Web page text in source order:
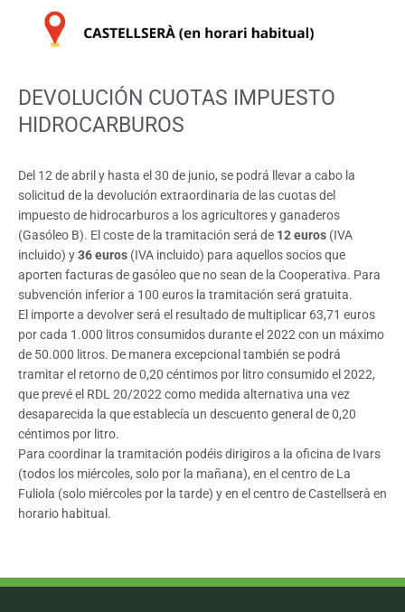
DEVOLUCIÓN CUOTAS IMPUESTO
HIDROCARBUROS
Del 12 de abril y hasta el 30 de junio, se podrá llevar a cabo la
solicitud de la devolución extraordinaria de las cuotas del
impuesto de hidrocarburos a los agricultores y ganaderos
(Gasóleo B). El coste de la tramitación será de 12 euros (IVA
incluido) y36 euros (IVA incluido) para aquellos socios que
aporten facturas de gasóleo que no sean de la Cooperativa. Para
subvención inferior a 100 euros la tramitación será gratuita.
El importe a devolver será el resultado de multiplicar 63,71 euros
por cada 1.000 litros consumidos durante el 2022 con un máximo
de 50.000 litros. De manera excepcional también se podrá
tramitar el retorno de 0,20 céntimos por litro consumido el 2022,
que prevé el RDL 20/2022 como medida alternativa una vez
desaparecida la que establecía un descuento general de 0,20
céntimos por litro.
Para coordinar la tramitación podéis dirigiros a la oficina de Ivars
(todos los miércoles, solo por la mañana), en el centro de La
Fuliola (solo miércoles por la tarde) y en el centro de Castellserà en
horario habitual.